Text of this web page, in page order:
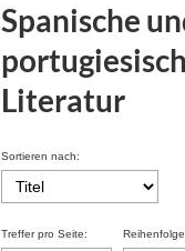
Spanische
Literatur
Sortieren nach:
Treffer pro Seite: